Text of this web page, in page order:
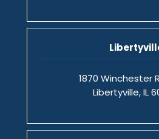
1870 Winchester
Libertyville, IL